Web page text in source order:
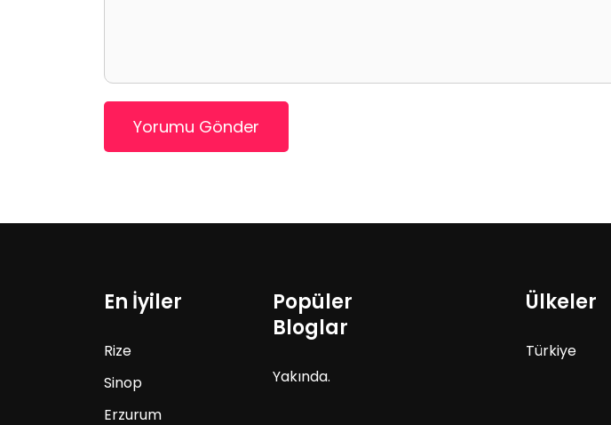
Yorumu Gönder
En İyiler
Rize
Sinop
Erzurum
Popüler
Bloglar
Yakında.
Ülkeler
Türkiye